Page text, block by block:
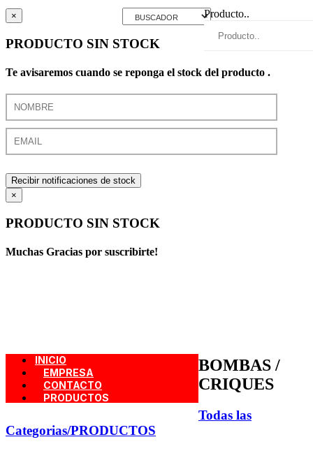
×
PRODUCTO SIN STOCK
Te avisaremos cuando se reponga el stock del producto .
Recibir notificaciones de stock
×
PRODUCTO SIN STOCK
Muchas Gracias por suscribirte!
Producto..
INICIO
EMPRESA
CONTACTO
PRODUCTOS
BOMBAS /
CRIQUES
Todas las
Categorias/PRODUCTOS